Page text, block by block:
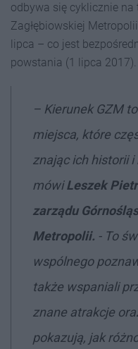
odbywa się cyklicznie na
Zagłębiowskiej
lipca – co jest
powstania (1 lipca 2017).
– Kierunek GZM
miejsca, które
znając ich historii
mówiLeszek
zarządu
Metropolii. - To
wspólnego
także wspaniali
znane atrakcje
pokazują, jak